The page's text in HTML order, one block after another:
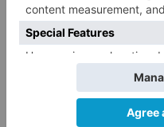
1
2